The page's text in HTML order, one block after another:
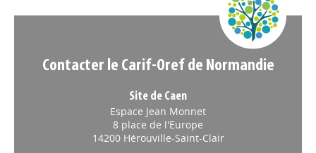
Contacter le Carif-Oref de Normandie
Site de Caen
Espace Jean Monnet
8 place de l'Europe
14200 Hérouville-Saint-Clair